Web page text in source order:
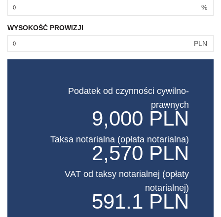
%
WYSOKOŚĆ PROWIZJI
PLN
Podatek od czynności cywilno-
prawnych
9,000 PLN
Taksa notarialna (opłata notarialna)
2,570 PLN
VAT od taksy notarialnej (opłaty
notarialnej)
591.1 PLN